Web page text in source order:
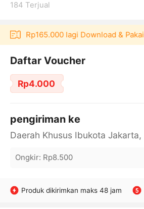
184 Terjual
Rp165.000 lagi Download & Pakai！
Daftar Voucher
Rp4.000
pengiriman ke
Ongkir: Rp8.500
Produk dikirimkan maks 48 jam